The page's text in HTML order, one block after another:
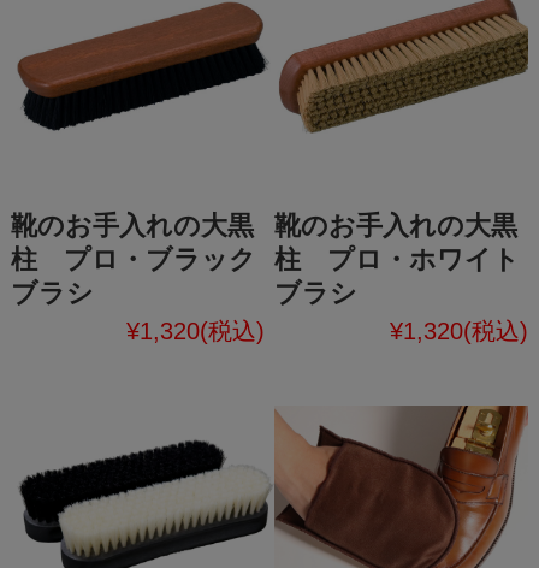
靴のお手入れの大黒
柱 プロ・ブラック
ブラシ
¥1,320(税込)
靴のお手入れの大黒
柱 プロ・ホワイト
ブラシ
¥1,320(税込)